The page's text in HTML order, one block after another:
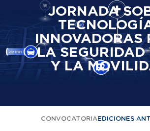
JORNADA
INNOVADORAS
LA
Y LA
CONVOCATORIAEDICIONES